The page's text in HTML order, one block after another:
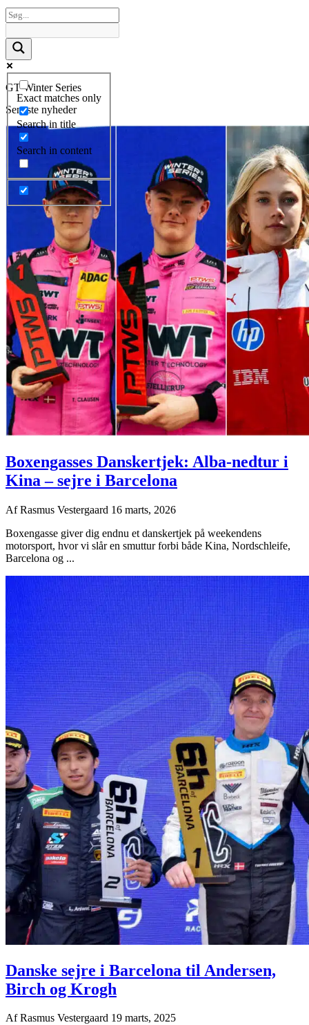
Exact matches only
Search in title
Search in content
GT Winter Series
Seneste nyheder
Boxengasses Danskertjek: Alba-nedtur i
Kina – sejre i Barcelona
AfRasmus Vestergaard 16 marts, 2026
Boxengasse giver dig endnu et danskertjek på weekendens
motorsport, hvor vi slår en smuttur forbi både Kina, Nordschleife,
Barcelona og ...
Danske sejre i Barcelona til Andersen,
Birch og Krogh
AfRasmus Vestergaard 19 marts, 2025